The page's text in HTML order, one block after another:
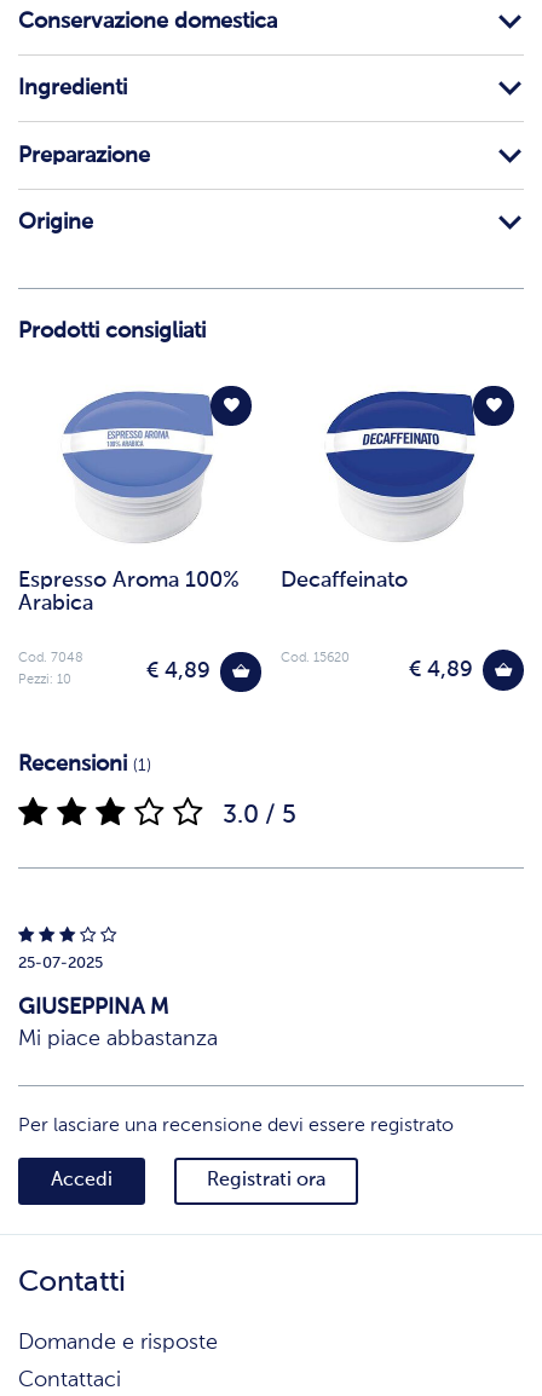
Conservazione domestica
Ingredienti
Preparazione
Origine
Prodotti consigliati
Espresso Aroma 100%
Arabica
€ 4,89
Cod. 7048
Pezzi: 10
Decaffeinato
€ 4,89
Cod. 15620
Recensioni (1)
3.0 / 5
25-07-2025
GIUSEPPINA M
Mi piace abbastanza
Per lasciare una recensione devi essere registrato
Accedi Registrati ora
Contatti
Domande e risposte
Contattaci